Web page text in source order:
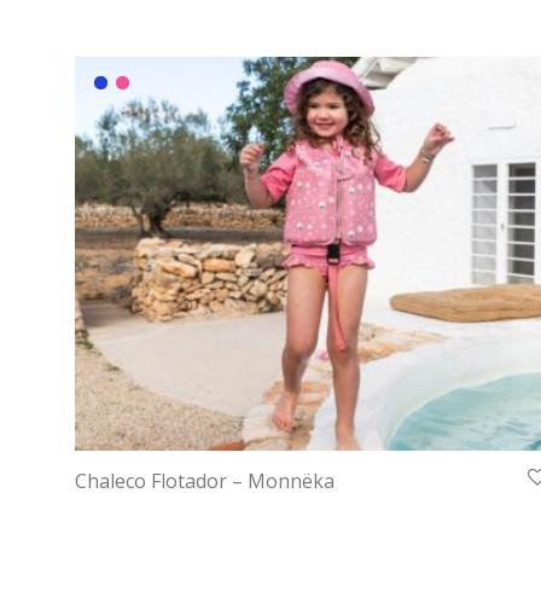
Chaleco Flotador – Monnëka